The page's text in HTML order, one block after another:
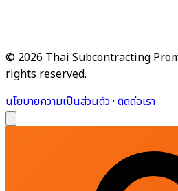
© 2026 Thai Subcontracting
rights reserved.
นโยบายความเป็นส่วนตัว· ติดต่อเรา